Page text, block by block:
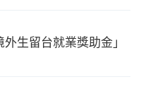
生留台就業獎助金」